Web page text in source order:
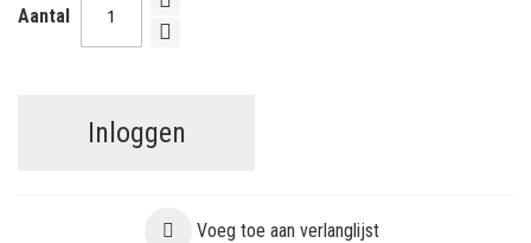
Aantal
Inloggen
Voeg toe aan verlanglijst